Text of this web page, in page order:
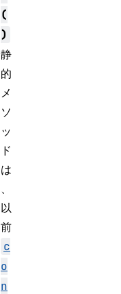
(
)
静
的
メ
ソ
ッ
ド
は
以
前
c
o
n